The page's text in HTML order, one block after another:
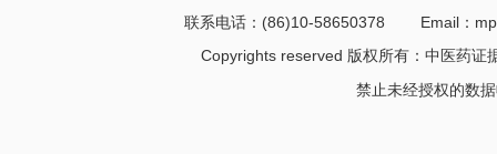
联系电话：(86)10-58650378
Email：
Copyrights reserved 版权所有：中医药证
禁止未经授权的数